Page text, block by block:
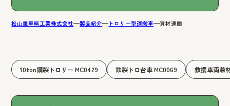
松山重車輌工業株式会社 製品紹介 トロリー型運搬車 資材運搬
10ton鋼製トロリー MC0429 鉄製トロ台車 MC0069 救援車両兼